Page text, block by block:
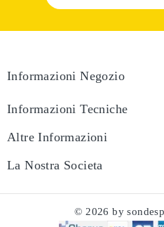
Informazioni Negozio
Informazioni Tecniche
Altre Informazioni
La Nostra Societa
© 2026 by